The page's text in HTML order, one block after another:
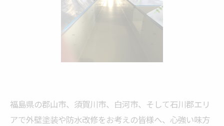
福島県の郡山市、須賀川市、白河市、そして石川郡エリ
アで外壁塗装や防水改修をお考えの皆様へ、心強い味方